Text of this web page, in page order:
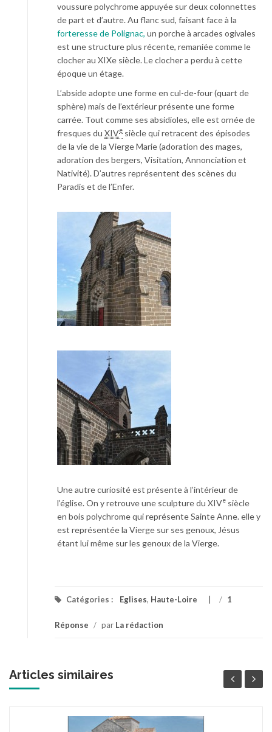
voussure polychrome appuyée sur deux colonnettes
de part et d’autre. Au flanc sud, faisant face à la
forteresse de Polignac, un porche à arcades ogivales
est une structure plus récente, remaniée comme le
clocher au XIXe siècle. Le clocher a perdu à cette
époque un étage.
L’abside adopte une forme en cul-de-four (quart de
sphère) mais de l’extérieur présente une forme
carrée. Tout comme ses absidioles, elle est ornée de
fresques du XIVe siècle qui retracent des épisodes
de la vie de la Vierge Marie (adoration des mages,
adoration des bergers, Visitation, Annonciation et
Nativité). D’autres représentent des scènes du
Paradis et de l’Enfer.
Une autre curiosité est présente à l’intérieur de
l’église. On y retrouve une sculpture du XIVe siècle
en bois polychrome qui représente Sainte Anne. elle y
est représentée la Vierge sur ses genoux, Jésus
étant lui même sur les genoux de la Vierge.
Catégories : Eglises, Haute-Loire / 1
Réponse / par La rédaction
Articles similaires